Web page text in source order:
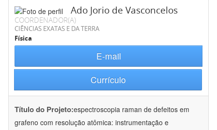
Ado Jorio de Vasconcelos
COORDENADOR(A)
CIÊNCIAS EXATAS E DA TERRA
Física
E-mail
Currículo
Título do Projeto:espectroscopia raman de defeitos em
grafeno com resolução atômica: instrumentação e